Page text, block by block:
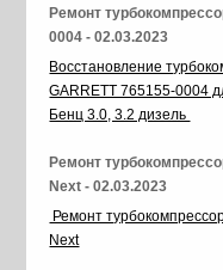
Ремонт
0004 - 02.03.2023
Восстановление
GARRETT 765155-0004
Бенц 3.0, 3.2 дизель
Ремонт
Next - 02.03.2023
Ремонт
Next